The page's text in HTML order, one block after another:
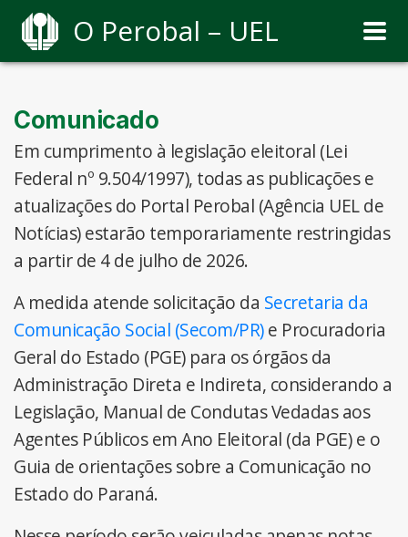
O Perobal – UEL
Comunicado
Em cumprimento à legislação eleitoral (Lei
Federal nº 9.504/1997), todas as publicações e
atualizações do Portal Perobal (Agência UEL de
Notícias) estarão temporariamente restringidas
a partir de 4 de julho de 2026.
A medida atende solicitação da Secretaria da
Comunicação Social (Secom/PR)e Procuradoria
Geral do Estado (PGE) para os órgãos da
Administração Direta e Indireta, considerando a
Legislação, Manual de Condutas Vedadas aos
Agentes Públicos em Ano Eleitoral (da PGE) e o
Guia de orientações sobre a Comunicação no
Estado do Paraná.